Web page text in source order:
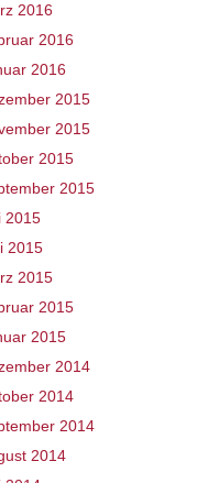
2016
2016
2016
2015
2015
2015
2015
2015
2015
2015
2015
2015
2014
2014
2014
2014